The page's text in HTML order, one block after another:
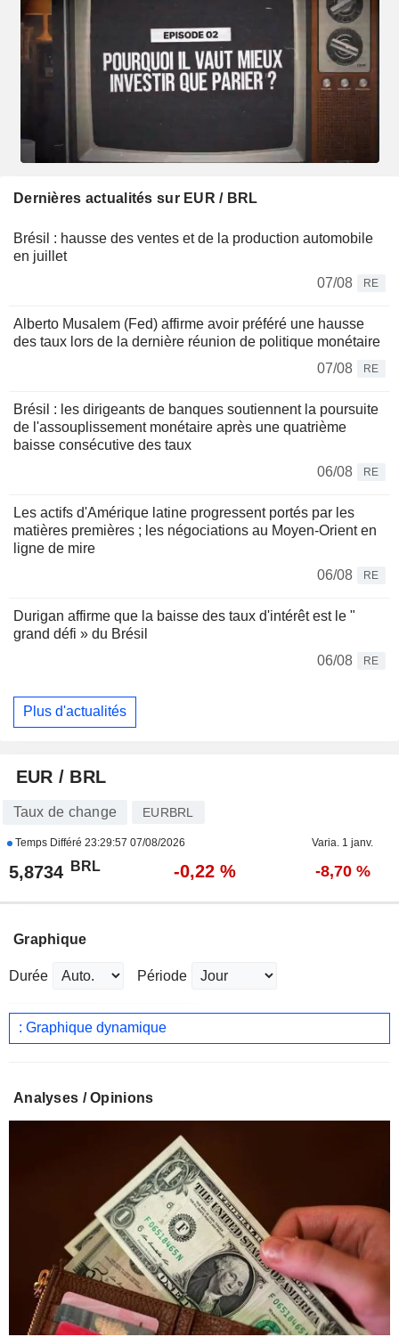
Dernières actualités sur EUR / BRL
Brésil : hausse des ventes et de la production automobile
en juillet
07/08
RE
Alberto Musalem (Fed) affirme avoir préféré une hausse
des taux lors de la dernière réunion de politique monétaire
07/08
RE
Brésil : les dirigeants de banques soutiennent la poursuite
de l'assouplissement monétaire après une quatrième
baisse consécutive des taux
06/08
RE
Les actifs d'Amérique latine progressent portés par les
matières premières ; les négociations au Moyen-Orient en
ligne de mire
06/08
RE
Durigan affirme que la baisse des taux d'intérêt est le "
grand défi » du Brésil
06/08
RE
Plus d'actualités
EUR / BRL
Taux de change EURBRL
Temps Différé 23:29:57 07/08/2026 Varia. 1 janv.
5,8734 BRL -0,22 % -8,70 %
Graphique
Durée Période
: Graphique dynamique
Analyses / Opinions